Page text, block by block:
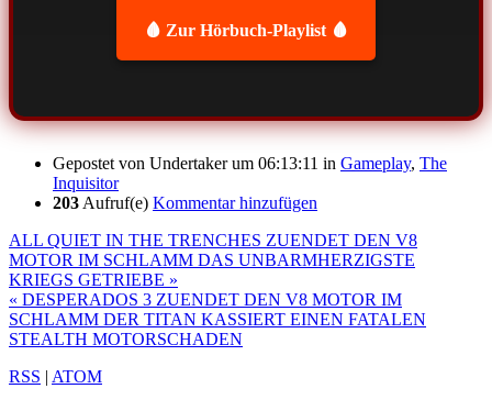
🩸 Zur Hörbuch-Playlist 🩸
Gepostet von Undertakerum 06:13:11 in Gameplay, The
Inquisitor
203 Aufruf(e) Kommentar hinzufügen
ALL QUIET IN THE TRENCHES ZUENDET DEN V8
MOTOR IM SCHLAMM DAS UNBARMHERZIGSTE
KRIEGS GETRIEBE »
« DESPERADOS 3 ZUENDET DEN V8 MOTOR IM
SCHLAMM DER TITAN KASSIERT EINEN FATALEN
STEALTH MOTORSCHADEN
RSS | ATOM